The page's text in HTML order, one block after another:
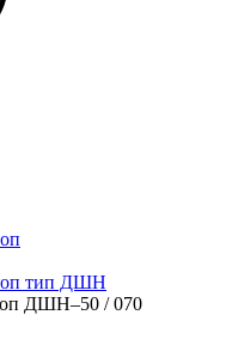
тип ДШН
ДШН–50 / 070